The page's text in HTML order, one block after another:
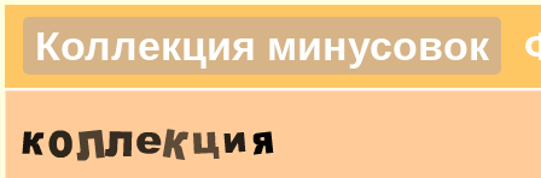
Коллекция минусовок